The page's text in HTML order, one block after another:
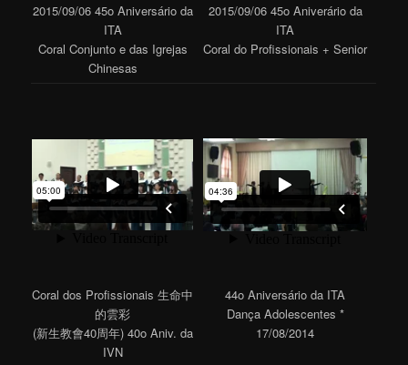
2015/09/06 45o Aniversário da
ITA
Coral Conjunto e das Igrejas
Chinesas
2015/09/06 45o Aniverário da
ITA
Coral do Profissionais + Senior
Coral dos Profissionais 生命中
的雲彩
(新生教會40周年) 40o Aniv. da
IVN
44o Aniversário da ITA
Dança Adolescentes *
17/08/2014